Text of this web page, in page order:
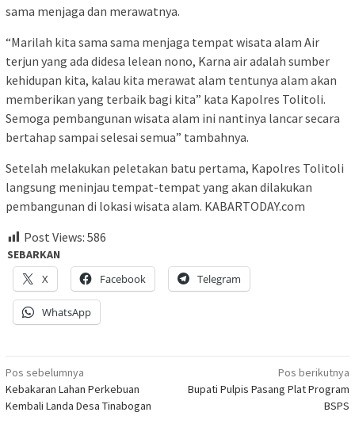
sama menjaga dan merawatnya.
“Marilah kita sama sama menjaga tempat wisata alam Air
terjun yang ada didesa lelean nono, Karna air adalah sumber
kehidupan kita, kalau kita merawat alam tentunya alam akan
memberikan yang terbaik bagi kita” kata Kapolres Tolitoli.
Semoga pembangunan wisata alam ini nantinya lancar secara
bertahap sampai selesai semua” tambahnya.
Setelah melakukan peletakan batu pertama, Kapolres Tolitoli
langsung meninjau tempat-tempat yang akan dilakukan
pembangunan di lokasi wisata alam. KABARTODAY.com
Post Views: 586
SEBARKAN
X
Facebook Telegram
WhatsApp
Navigasi
pos
Pos sebelumnya
Kebakaran Lahan Perkebuan
Kembali Landa Desa Tinabogan
Pos berikutnya
Bupati Pulpis Pasang Plat Program
BSPS